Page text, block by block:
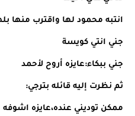
انتبه محمود لها واقترب منها
جني انتي كويسة
جني ببكاء:عايزه أروح لأحمد
ثم نظرت إليه قائله بترجي:
ممكن توديني عنده،عايزه اشوفه